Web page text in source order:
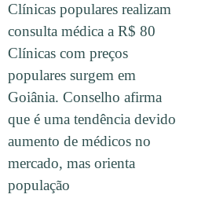
Clínicas populares realizam
consulta médica a R$ 80
Clínicas com preços
populares surgem em
Goiânia. Conselho afirma
que é uma tendência devido
aumento de médicos no
mercado, mas orienta
população